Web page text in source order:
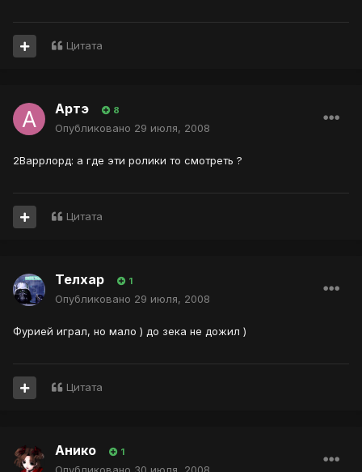
Цитата
Артэ 8
Опубликовано 29 июля, 2008
2Варрлорд: а где эти ролики то смотреть ?
Цитата
Телхар 1
Опубликовано 29 июля, 2008
Фурией играл, но мало ) до зека не дожил )
Цитата
Анико 1